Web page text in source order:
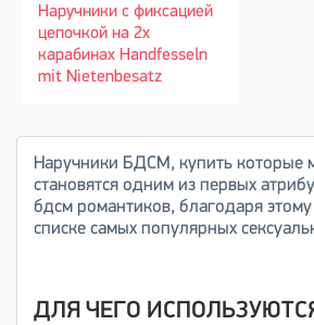
Наручники с фиксацией
цепочкой на 2х
карабинах Handfesseln
mit Nietenbesatz
Наручники БДСМ, купить которые
становятся одним из первых
бдсм романтиков, благодаря этому
списке самых популярных
ДЛЯ ЧЕГО